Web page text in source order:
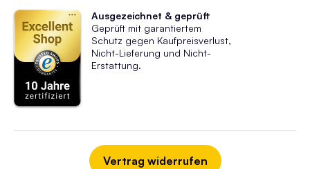
Ausgezeichnet & geprüft
Geprüft mit garantiertem
Schutz gegen Kaufpreisverlust,
Nicht-Lieferung und Nicht-
Erstattung.
Vertrag widerrufen